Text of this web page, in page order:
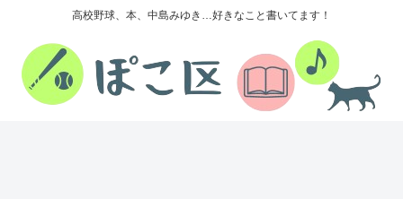
高校野球、本、中島みゆき…好きなこと書いてます！